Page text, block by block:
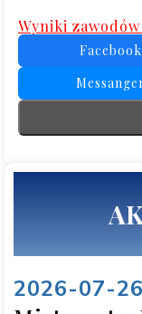
2026-07-26
Wyniki
Facebook